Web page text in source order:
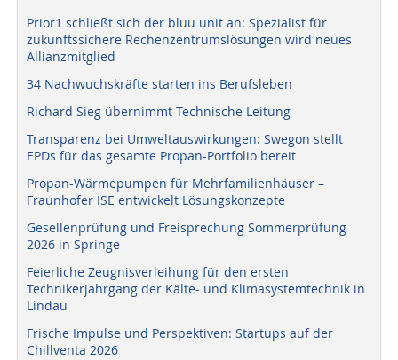
Prior1 schließt sich der bluu unit an: Spezialist für
zukunftssichere Rechenzentrumslösungen wird neues
Allianzmitglied
34 Nachwuchskräfte starten ins Berufsleben
Richard Sieg übernimmt Technische Leitung
Transparenz bei Umweltauswirkungen: Swegon stellt
EPDs für das gesamte Propan-Portfolio bereit
Propan-Wärmepumpen für Mehrfamilienhäuser –
Fraunhofer ISE entwickelt Lösungskonzepte
Gesellenprüfung und Freisprechung Sommerprüfung
2026 in Springe
Feierliche Zeugnisverleihung für den ersten
Technikerjahrgang der Kälte- und Klimasystemtechnik in
Lindau
Frische Impulse und Perspektiven: Startups auf der
Chillventa 2026